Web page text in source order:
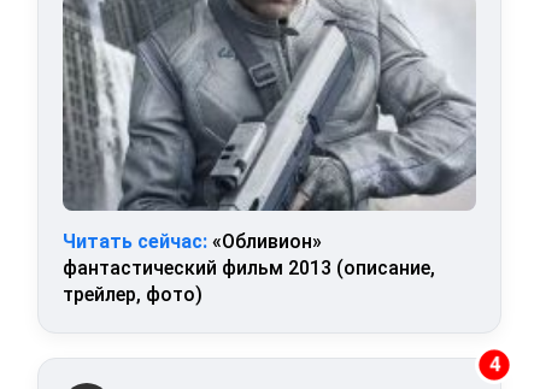
Читать сейчас: «Обливион»
фантастический фильм 2013 (описание,
трейлер, фото)
4